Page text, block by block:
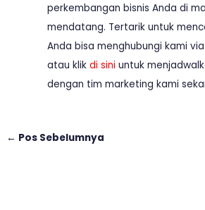
perkembangan bisnis Anda di
mendatang. Tertarik untuk
Anda bisa menghubungi kami via
atau klik di sini untuk
dengan tim marketing kami
← Pos Sebelumnya